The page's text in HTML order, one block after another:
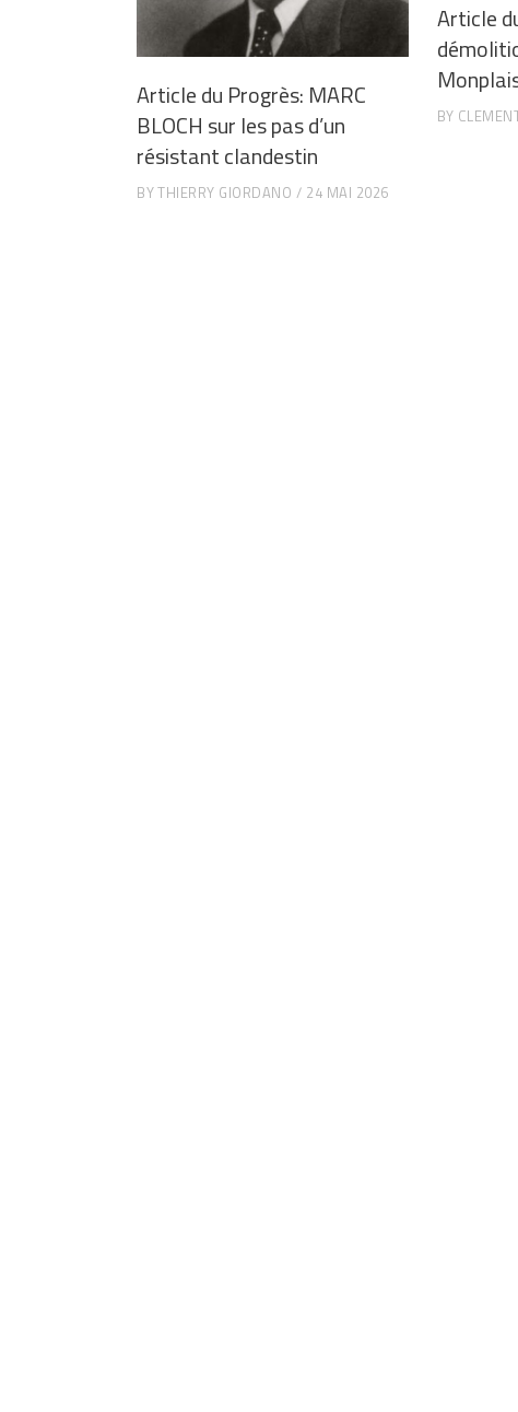
Article du Progrès: MARC
BLOCH sur les pas d’un
résistant clandestin
BYTHIERRY GIORDANO 24 MAI 2026
Article
BY